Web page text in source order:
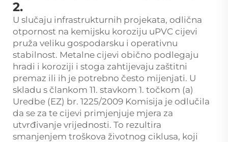
2.
U slučaju infrastrukturnih projekata, odlična
otpornost na kemijsku koroziju uPVC cijevi
pruža veliku gospodarsku i operativnu
stabilnost. Metalne cijevi obično podlegaju
hradi i koroziji i stoga zahtijevaju zaštitni
premaz ili ih je potrebno često mijenjati. U
skladu s člankom 11. stavkom 1. točkom (a)
Uredbe (EZ) br. 1225/2009 Komisija je odlučila
da se za te cijevi primjenjuje mjera za
utvrđivanje vrijednosti. To rezultira
smanjenjem troškova životnog ciklusa, koji